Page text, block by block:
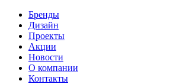
Бренды
Дизайн
Проекты
Акции
Новости
О компании
Контакты